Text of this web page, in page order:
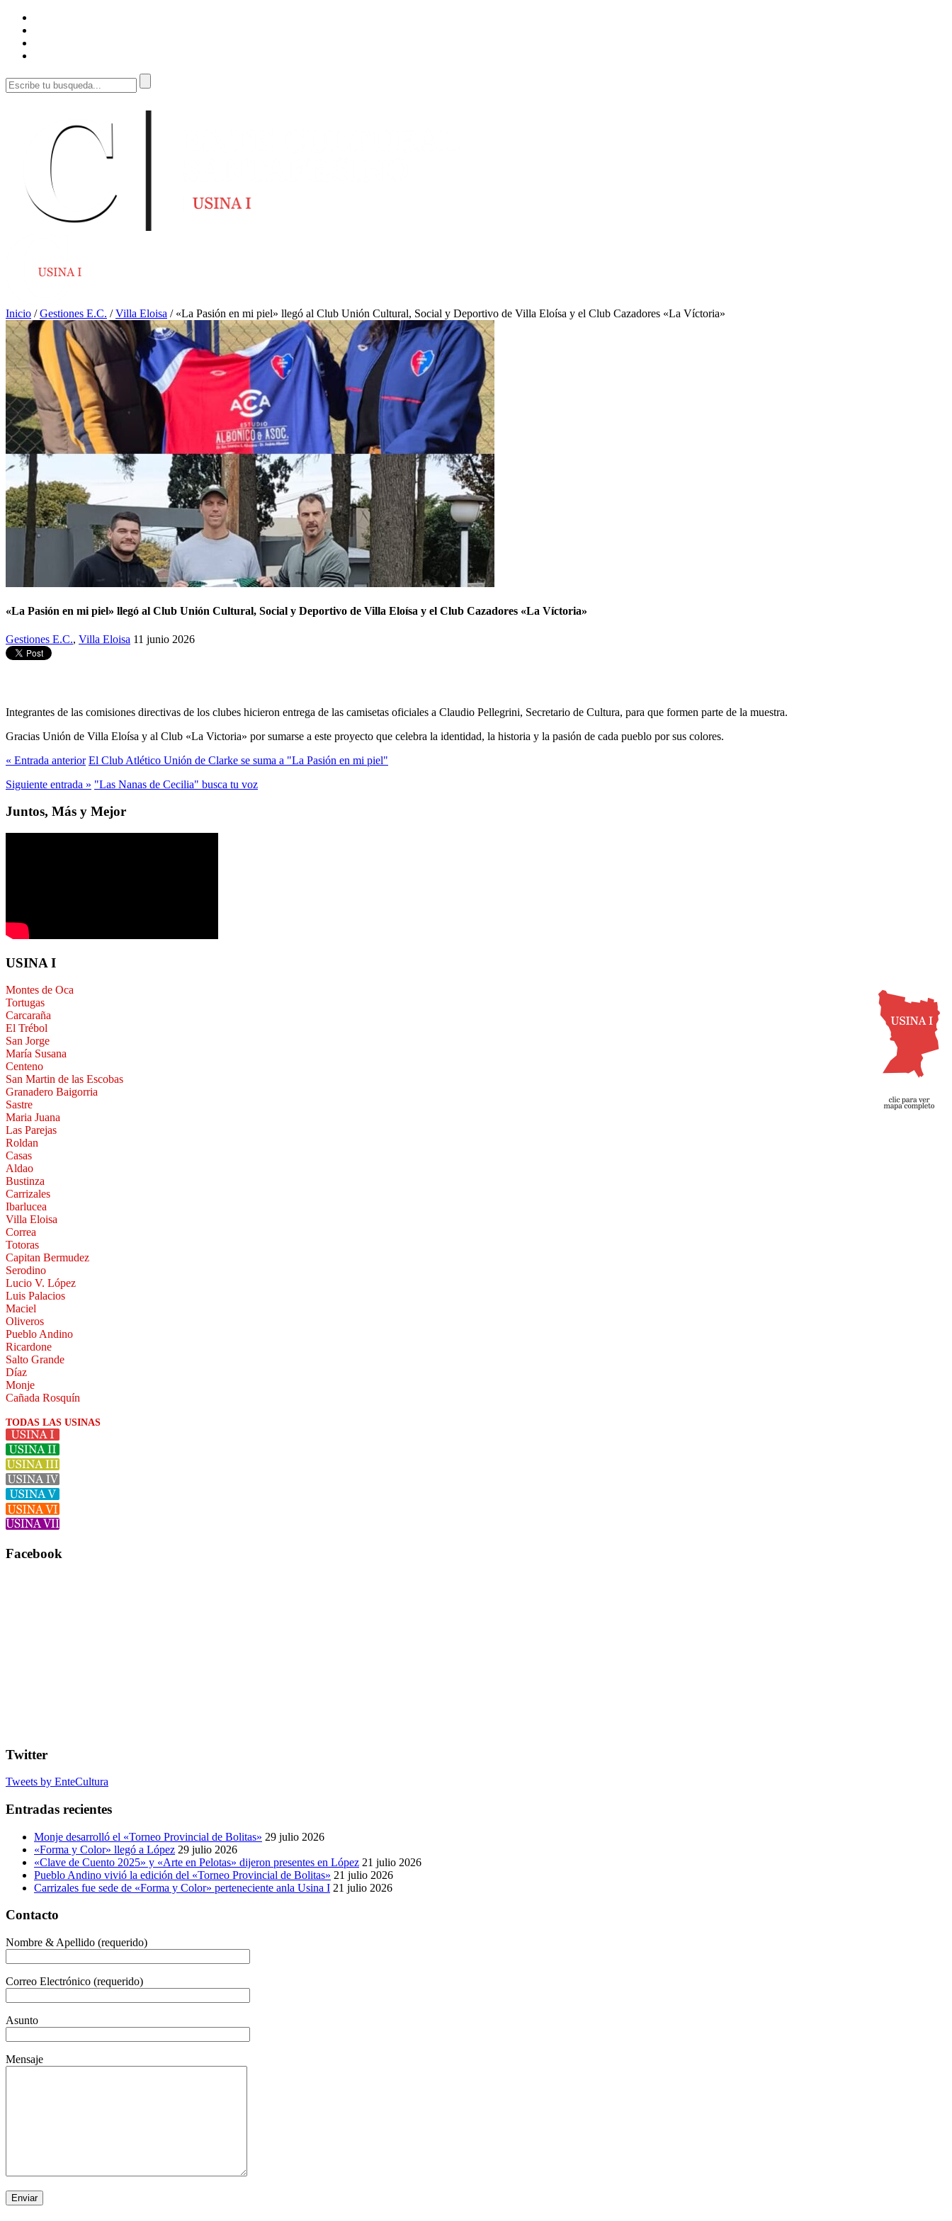
Inicio /Gestiones E.C. /Villa Eloisa / «La Pasión en mi piel» llegó al Club Unión Cultural, Social y Deportivo de Villa Eloísa y el Club Cazadores «La Víctoria»
«La Pasión en mi piel» llegó al Club Unión Cultural, Social y Deportivo de Villa Eloísa y el Club Cazadores «La Víctoria»
Gestiones E.C., Villa Eloisa 11 junio 2026
Integrantes de las comisiones directivas de los clubes hicieron entrega de las camisetas oficiales a Claudio Pellegrini, Secretario de Cultura, para que formen parte de la muestra.
Gracias Unión de Villa Eloísa y al Club «La Victoria» por sumarse a este proyecto que celebra la identidad, la historia y la pasión de cada pueblo por sus colores.
« Entrada anterior El Club Atlético Unión de Clarke se suma a "La Pasión en mi piel"
Siguiente entrada » "Las Nanas de Cecilia" busca tu voz
Juntos, Más y Mejor
USINA I
Montes de Oca
Tortugas
Carcaraña
El Trébol
San Jorge
María Susana
Centeno
San Martin de las Escobas
Granadero Baigorria
Sastre
Maria Juana
Las Parejas
Roldan
Casas
Aldao
Bustinza
Carrizales
Ibarlucea
Villa Eloisa
Correa
Totoras
Capitan Bermudez
Serodino
Lucio V. López
Luis Palacios
Maciel
Oliveros
Pueblo Andino
Ricardone
Salto Grande
Díaz
Monje
Cañada Rosquín
TODAS LAS USINAS
Facebook
Twitter
Tweets by EnteCultura
Entradas recientes
Monje desarrolló el «Torneo Provincial de Bolitas» 29 julio 2026
«Forma y Color» llegó a López 29 julio 2026
«Clave de Cuento 2025» y «Arte en Pelotas» dijeron presentes en López 21 julio 2026
Pueblo Andino vivió la edición del «Torneo Provincial de Bolitas» 21 julio 2026
Carrizales fue sede de «Forma y Color» perteneciente anla Usina I 21 julio 2026
Contacto
Nombre & Apellido (requerido)
Correo Electrónico (requerido)
Asunto
Mensaje